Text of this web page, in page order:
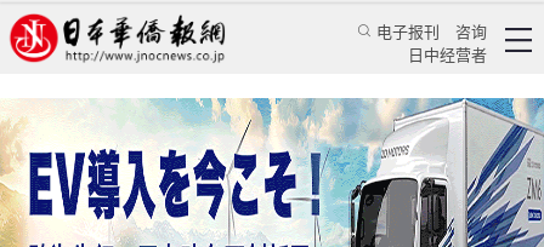
电子报刊
咨询
日中经营者